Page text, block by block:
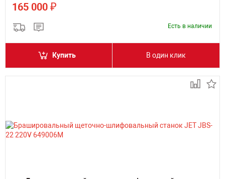
165 000 ₽
Есть в наличии
Купить В один клик